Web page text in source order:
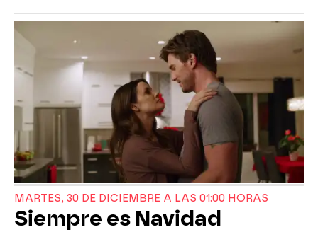
MARTES, 30 DE DICIEMBRE A LAS 01:00 HORAS
Siempre es Navidad